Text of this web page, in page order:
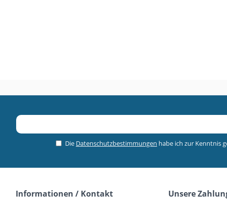
Die Datenschutzbestimmungen habe ich zur Kenntnis
Informationen / Kontakt Unsere